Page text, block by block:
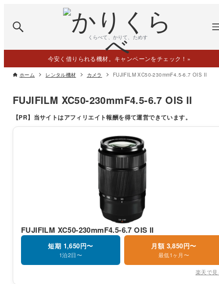
くらべて、かりて、ためす
今安く借りられる機材。キャンペーンをチェック！ »
ホーム レンタル機材 カメラ FUJIFILM XC50-230mmF4.5-6.7 OIS II
FUJIFILM XC50-230mmF4.5-6.7 OIS II
【PR】 当サイトはアフィリエイト報酬を得て運営できています。
FUJIFILM XC50-230mmF4.5-6.7 OIS II
短期 1,650円〜
1泊2日〜
月額 3,850円〜
最低1ヶ月〜
楽天で